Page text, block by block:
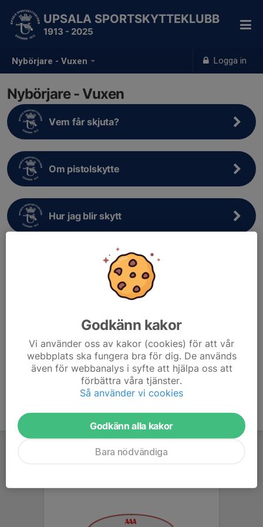
Nybörjare - Vuxen Logga in
UPSALA SPORTSKYTTEKLUBB
1913 - 2025
Nybörjare - Vuxen
Vem får skjuta?
Om pistolskytte
Hur jag blir skytt
Intresseanmälan
Krutkurs
Godkänn kakor
Vi använder oss av kakor (cookies) för att vår
webbplats ska fungera bra för dig. De används
även för webbanalys i syfte att hjälpa oss att
förbättra våra tjänster.
Så använder vi cookies
Godkänn alla kakor
Bara nödvändiga